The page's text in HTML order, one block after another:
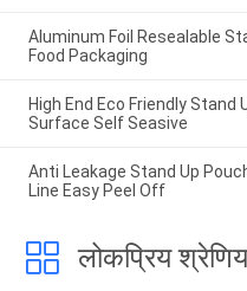
Aluminum Foil Resealable
Food Packaging
High End Eco Friendly
Surface Self Seasive
Anti Leakage Stand Up
Line Easy Peel Off
लोकप्रिय